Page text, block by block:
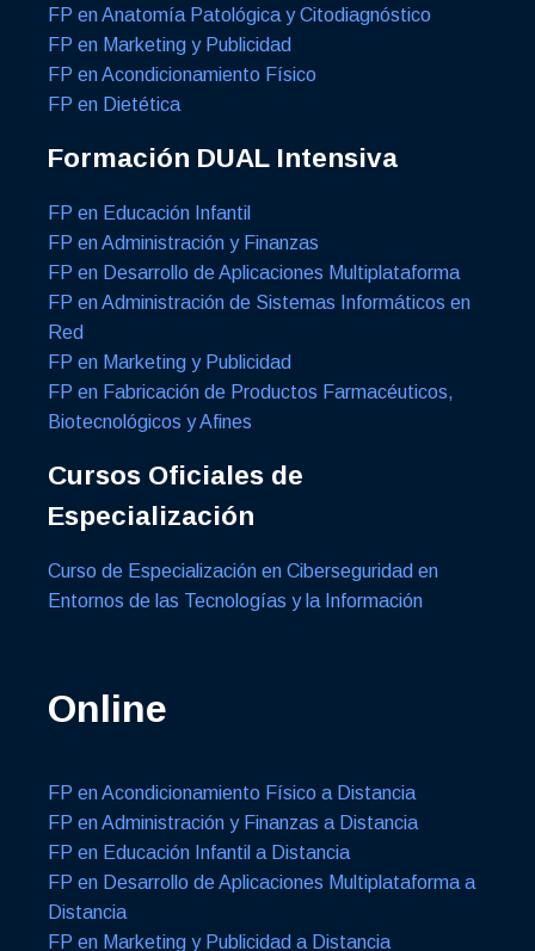
FP en Anatomía Patológica y Citodiagnóstico
FP en Marketing y Publicidad
FP en Acondicionamiento Físico
FP en Dietética
Formación DUAL Intensiva
FP en Educación Infantil
FP en Administración y Finanzas
FP en Desarrollo de Aplicaciones Multiplataforma
FP en Administración de Sistemas Informáticos en
Red
FP en Marketing y Publicidad
FP en Fabricación de Productos Farmacéuticos,
Biotecnológicos y Afines
Cursos Oficiales de
Especialización
Curso de Especialización en Ciberseguridad en
Entornos de las Tecnologías y la Información
Online
FP en Acondicionamiento Físico a Distancia
FP en Administración y Finanzas a Distancia
FP en Educación Infantil a Distancia
FP en Desarrollo de Aplicaciones Multiplataforma a
Distancia
FP en Marketing y Publicidad a Distancia